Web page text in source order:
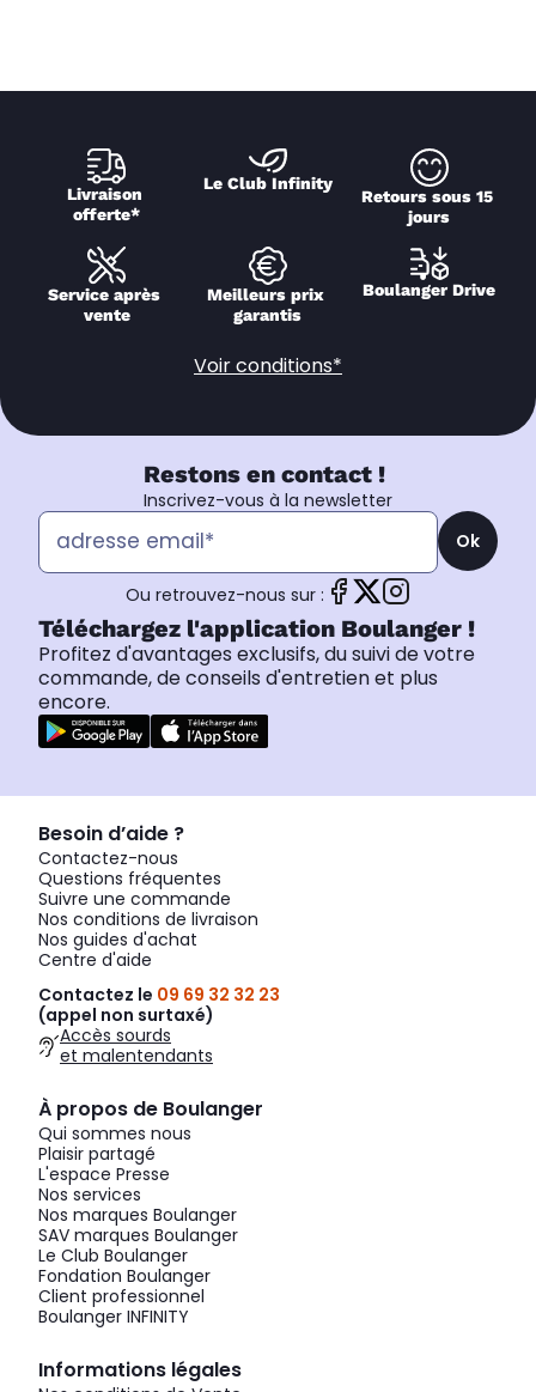
Livraison
offerte*
Le Club Infinity
Retours sous 15
jours
Service après
vente
Meilleurs prix
garantis
Boulanger Drive
Voir conditions*
Restons en contact !
Inscrivez-vous à la newsletter
Ok
Ou retrouvez-nous sur :
Téléchargez l'application Boulanger !
Profitez d'avantages exclusifs, du suivi de votre
commande, de conseils d'entretien et plus
encore.
Besoin d’aide ?
Contactez-nous
Questions fréquentes
Suivre une commande
Nos conditions de livraison
Nos guides d'achat
Centre d'aide
Contactez le 09 69 32 32 23
(appel non surtaxé)
Accès sourds
et malentendants
À propos de Boulanger
Qui sommes nous
Plaisir partagé
L'espace Presse
Nos services
Nos marques Boulanger
SAV marques Boulanger
Le Club Boulanger
Fondation Boulanger
Client professionnel
Boulanger INFINITY
Informations légales